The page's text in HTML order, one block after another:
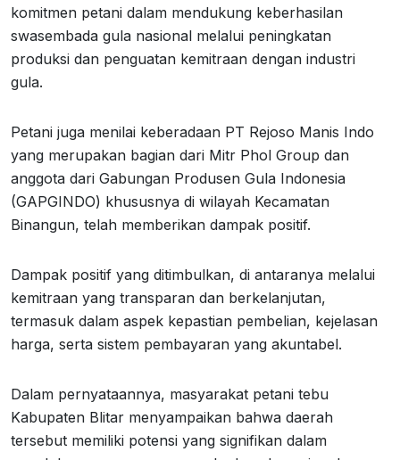
komitmen petani dalam mendukung keberhasilan
swasembada gula nasional melalui peningkatan
produksi dan penguatan kemitraan dengan industri
gula.
Petani juga menilai keberadaan PT Rejoso Manis Indo
yang merupakan bagian dari Mitr Phol Group dan
anggota dari Gabungan Produsen Gula Indonesia
(GAPGINDO) khususnya di wilayah Kecamatan
Binangun, telah memberikan dampak positif.
Dampak positif yang ditimbulkan, di antaranya melalui
kemitraan yang transparan dan berkelanjutan,
termasuk dalam aspek kepastian pembelian, kejelasan
harga, serta sistem pembayaran yang akuntabel.
Dalam pernyataannya, masyarakat petani tebu
Kabupaten Blitar menyampaikan bahwa daerah
tersebut memiliki potensi yang signifikan dalam